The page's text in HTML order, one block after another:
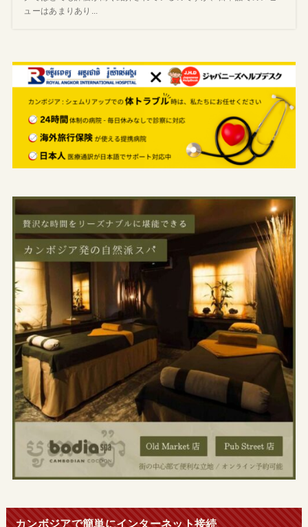
ューはあまりあり...
カンボジアで簡単にインターネット接続